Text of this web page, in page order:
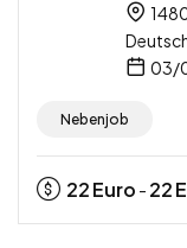
03/
Nebenjob
22Euro - 22